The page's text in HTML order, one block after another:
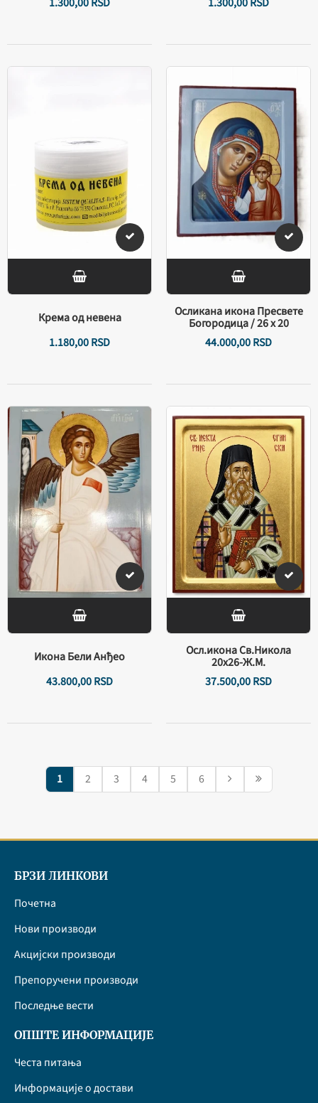
Крема од невена
1.180,00RSD
Осликана икона Пресвете
Богородица / 26 х 20
44.000,00RSD
Икона Бели Анђео
43.800,00RSD
Осл.икона Св.Никола
20х26-Ж.М.
37.500,00RSD
1 2 3 4 5 6
БРЗИ ЛИНКОВИ
Почетна
Нови производи
Акцијски производи
Препоручени производи
Последње вести
ОПШТЕ ИНФОРМАЦИЈЕ
Честа питања
Информације о достави